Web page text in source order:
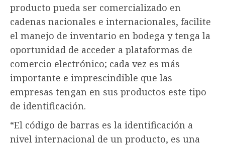
producto pueda ser comercializado en
cadenas nacionales e internacionales, facilite
el manejo de inventario en bodega y tenga la
oportunidad de acceder a plataformas de
comercio electrónico; cada vez es más
importante e imprescindible que las
empresas tengan en sus productos este tipo
de identificación.
“El código de barras es la identificación a
nivel internacional de un producto, es una